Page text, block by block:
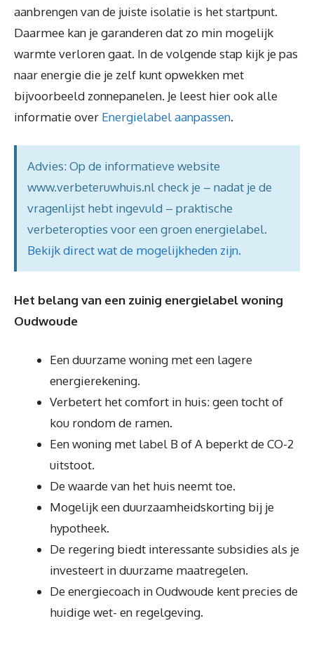
aanbrengen van de juiste isolatie is het startpunt.
Daarmee kan je garanderen dat zo min mogelijk
warmte verloren gaat. In de volgende stap kijk je pas
naar energie die je zelf kunt opwekken met
bijvoorbeeld zonnepanelen. Je leest hier ook alle
informatie over Energielabel aanpassen.
Advies: Op de informatieve website
www.verbeteruwhuis.nl check je – nadat je de
vragenlijst hebt ingevuld – praktische
verbeteropties voor een groen energielabel.
Bekijk direct wat de mogelijkheden zijn.
Het belang van een zuinig energielabel woning
Oudwoude
Een duurzame woning met een lagere
energierekening.
Verbetert het comfort in huis: geen tocht of
kou rondom de ramen.
Een woning met label B of A beperkt de CO-2
uitstoot.
De waarde van het huis neemt toe.
Mogelijk een duurzaamheidskorting bij je
hypotheek.
De regering biedt interessante subsidies als je
investeert in duurzame maatregelen.
De energiecoach in Oudwoude kent precies de
huidige wet- en regelgeving.